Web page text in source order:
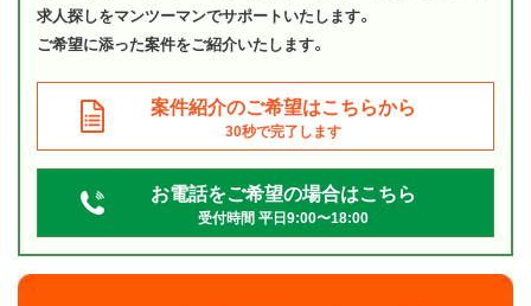
求人探しをマンツーマンでサポートいたします。
ご希望に添った案件をご紹介いたします。
案件紹介のご希望はこちらから
30秒で完了します
お電話をご希望の場合はこちら
受付時間 平日9:00〜18:00